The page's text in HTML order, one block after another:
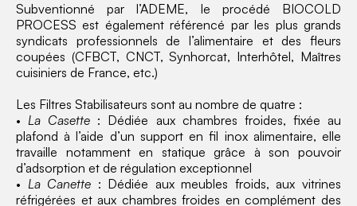
Subventionné par l’ADEME, le procédé BIOCOLD
PROCESS est également référencé par les plus grands
syndicats professionnels de l’alimentaire et des fleurs
coupées (CFBCT, CNCT, Synhorcat, Interhôtel, Maîtres
cuisiniers de France, etc.)
Les Filtres Stabilisateurs sont au nombre de quatre :
•La Casette : Dédiée aux chambres froides, fixée au
plafond à l’aide d’un support en fil inox alimentaire, elle
travaille notamment en statique grâce à son pouvoir
d’adsorption et de régulation exceptionnel
• La Canette : Dédiée aux meubles froids, aux vitrines
réfrigérées et aux chambres froides en complément des